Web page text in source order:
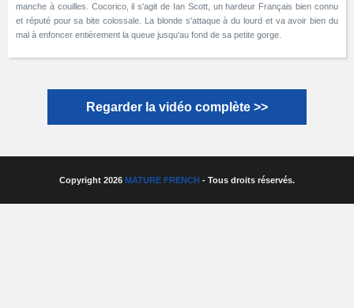
manche à couilles. Cocorico, il s'agit de Ian Scott, un hardeur Français bien connu
et réputé pour sa bite colossale. La blonde s'attaque à du lourd et va avoir bien du
mal à enfoncer entièrement la queue jusqu'au fond de sa petite gorge.
Regarder la vidéo complète >>
Copyright 2026 MATURE FRENCH - Tous droits réservés.